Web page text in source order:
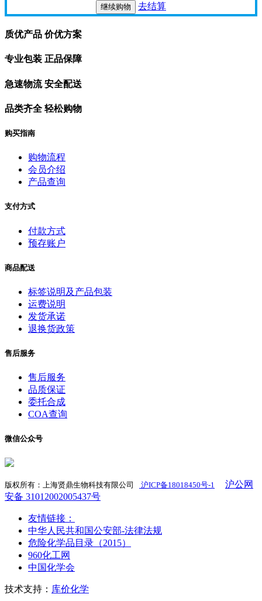
继续购物 去结算
质优产品 价优方案
专业包装 正品保障
急速物流 安全配送
品类齐全 轻松购物
购买指南
购物流程
会员介绍
产品查询
支付方式
付款方式
预存账户
商品配送
标签说明及产品包装
运费说明
发货承诺
退换货政策
售后服务
售后服务
品质保证
委托合成
COA查询
微信公众号
版权所有：上海贤鼎生物科技有限公司 沪ICP备18018450号-1
沪公网
安备 31012002005437号
友情链接：
中华人民共和国公安部-法律法规
危险化学品目录（2015）
960化工网
中国化学会
技术支持： 库价化学